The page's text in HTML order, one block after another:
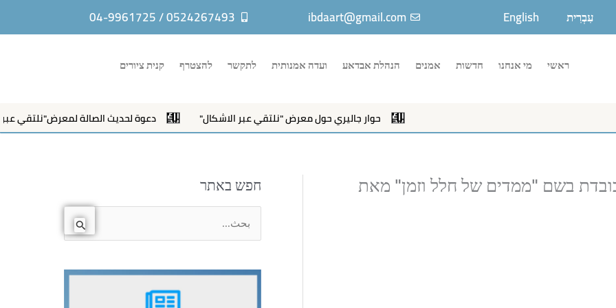
עִבְרִית English
ibdaart@gmail.com
0524267493 / 04-9961725
ראשי מי אנחנו חדשות אמנים הנהלת אבדאע ועדה אמנותית לתקשר להצטרף קנית ציורים
حوار جاليري حول معرض "نلتقي عبر الاشكال" دعوة لحديث الصالة لمعرض"نلتقي عبر الاشكال"
בשם "ממדים של חלל וזמן" מאת חפש באתר
ب